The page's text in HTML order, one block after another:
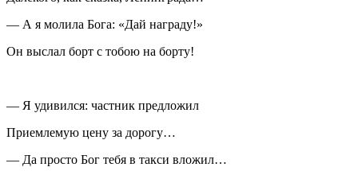
— А я молила Бога: «Дай награду!»
Он выслал борт с тобою на борту!
— Я удивился: частник предложил
Приемлемую цену за дорогу…
— Да просто Бог тебя в такси вложил…